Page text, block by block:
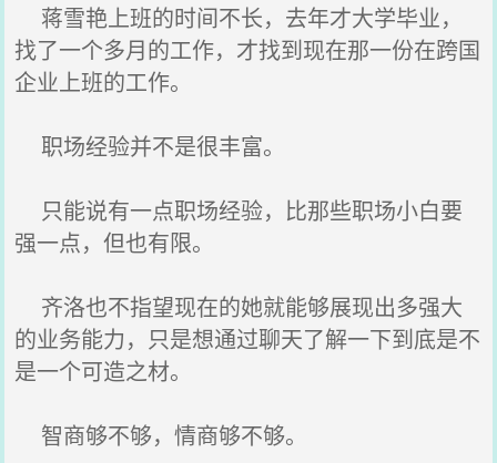
蒋雪艳上班的时间不长，去年才大学毕业，
找了一个多月的工作，才找到现在那一份在跨国
企业上班的工作。
职场经验并不是很丰富。
只能说有一点职场经验，比那些职场小白要
强一点，但也有限。
齐洛也不指望现在的她就能够展现出多强大
的业务能力，只是想通过聊天了解一下到底是不
是一个可造之材。
智商够不够，情商够不够。